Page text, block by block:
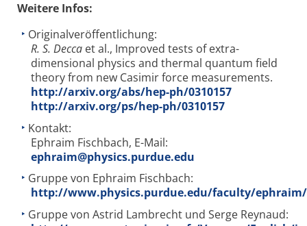
Weitere Infos:
Originalveröffentlichung:
R. S. Decca et al., Improved tests of extra-
dimensional physics and thermal quantum field
theory from new Casimir force measurements.
http://arxiv.org/abs/hep-ph/0310157
http://arxiv.org/ps/hep-ph/0310157
Kontakt:
Ephraim Fischbach, E-Mail:
ephraim@physics.purdue.edu
Gruppe von Ephraim Fischbach:
http://www.physics.purdue.edu/faculty/ephraim/
Gruppe von Astrid Lambrecht und Serge Reynaud: